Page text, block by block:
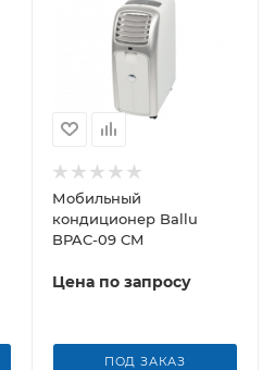
Мобильный
кондиционер Ballu
BPAC-09 CM
Цена по запросу
ПОД ЗАКАЗ